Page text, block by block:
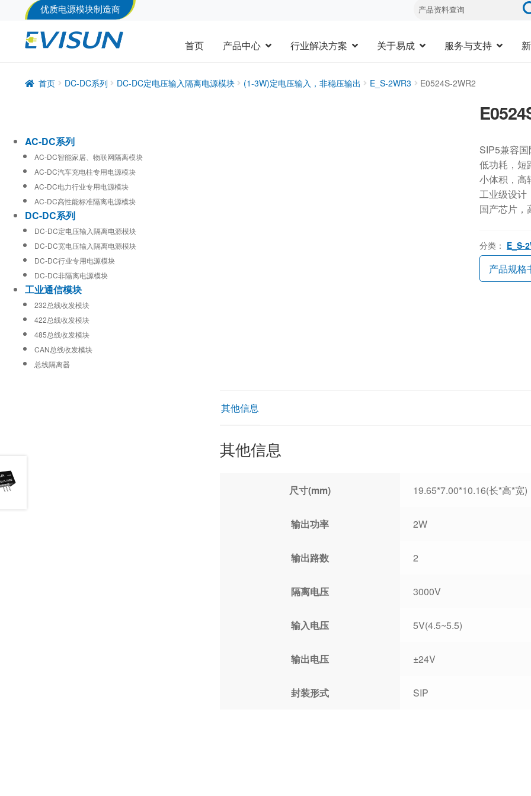
优质电源模块制造商
首页 产品中心 行业解决方案 关于易成 服务与支持
首页 DC-DC系列 DC-DC定电压输入隔离电源模块 (1-3W)定电压输入，非稳压输出 E_S-2WR3 E0524S-2WR2
SIP5兼容
低功耗，短
小体积，高
工业级设计
国产芯片，
分类： E_S-
产品规格
其他信息
其他信息
尺寸(mm) 19.65*7.00*10.16(长*高*宽)
输出功率 2W
输出路数 2
隔离电压 3000V
输入电压 5V(4.5~5.5)
输出电压 ±24V
封装形式 SIP
AC-DC系列
AC-DC智能家居、物联网隔离模块
AC-DC汽车充电柱专用电源模块
AC-DC电力行业专用电源模块
AC-DC高性能标准隔离电源模块
DC-DC系列
DC-DC定电压输入隔离电源模块
DC-DC宽电压输入隔离电源模块
DC-DC行业专用电源模块
DC-DC非隔离电源模块
工业通信模块
232总线收发模块
422总线收发模块
485总线收发模块
CAN总线收发模块
总线隔离器